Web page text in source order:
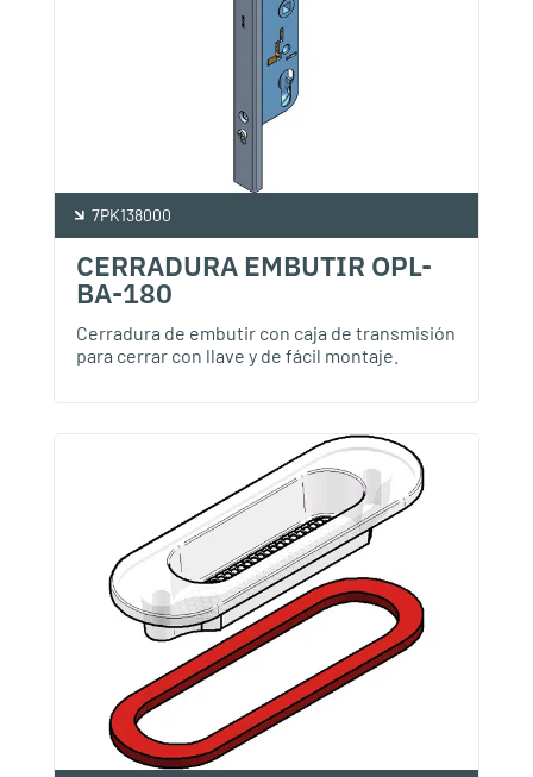
7PK138000
CERRADURA EMBUTIR OPL-
BA-180
Cerradura de embutir con caja de transmisión
para cerrar con llave y de fácil montaje.